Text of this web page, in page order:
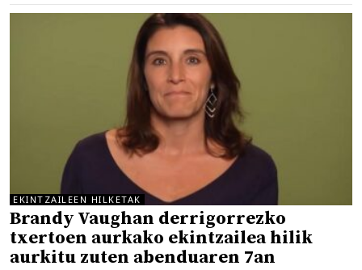
EKINTZAILEEN HILKETAK
Brandy Vaughan derrigorrezko
txertoen aurkako ekintzailea hilik
aurkitu zuten abenduaren 7an